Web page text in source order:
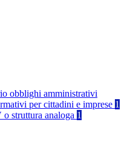
obblighi amministrativi
per cittadini e imprese 1
struttura analoga 1